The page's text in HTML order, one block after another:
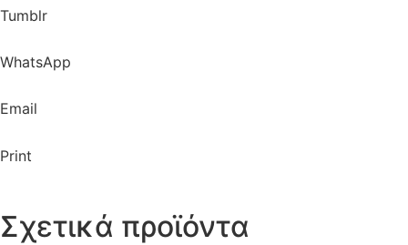
Tumblr
WhatsApp
Email
Print
Σχετικά προϊόντα